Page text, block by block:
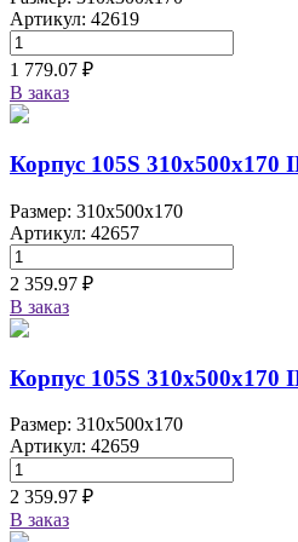
Артикул: 42619
1 779.07 ₽
В заказ
Корпус 105S
Размер: 310x500x170
Артикул: 42657
2 359.97 ₽
В заказ
Корпус 105S
Размер: 310x500x170
Артикул: 42659
2 359.97 ₽
В заказ